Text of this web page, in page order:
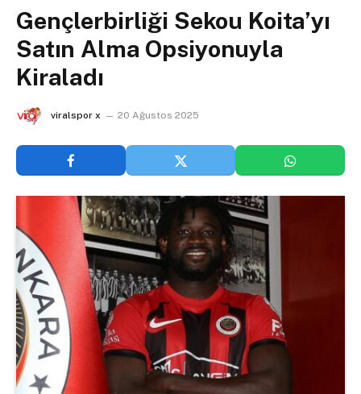
Gençlerbirliği Sekou Koita’yı
Satın Alma Opsiyonuyla
Kiraladı
viralspor x 20 Ağustos 2025